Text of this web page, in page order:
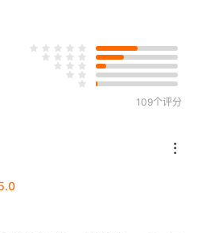
强化、习惯化
为的追踪和引导
109个评分